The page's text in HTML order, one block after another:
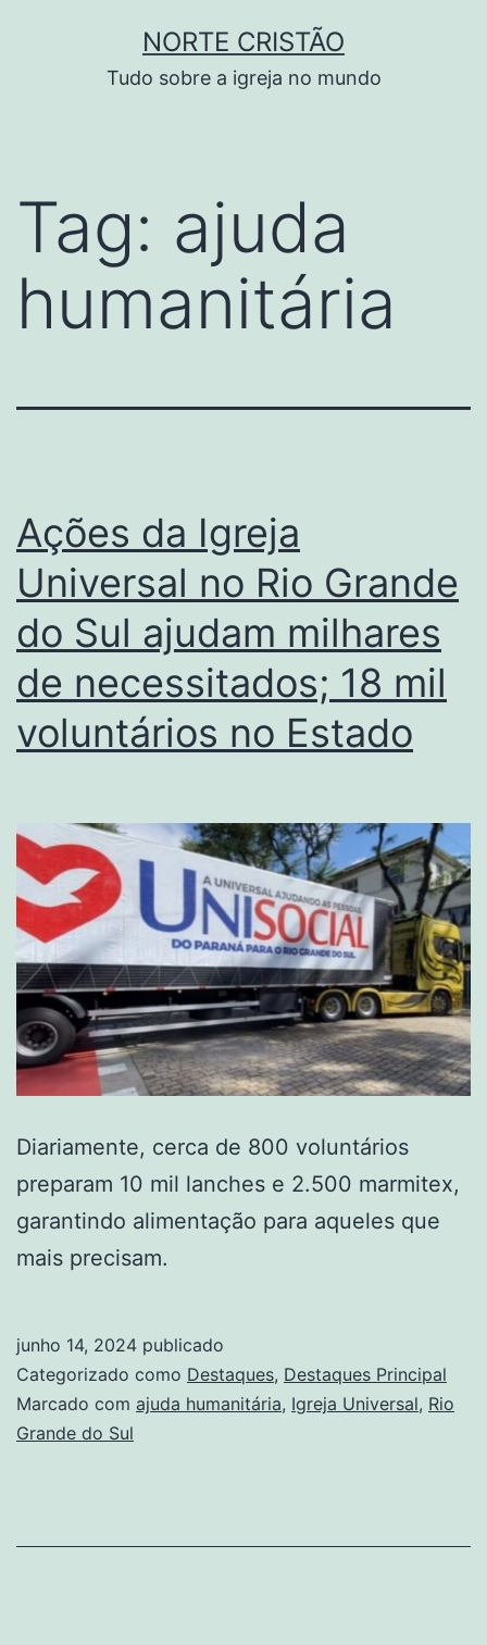
NORTE CRISTÃO
Tudo sobre a igreja no mundo
Tag: ajuda
humanitária
Ações da Igreja
Universal no Rio Grande
do Sul ajudam milhares
de necessitados; 18 mil
voluntários no Estado
Diariamente, cerca de 800 voluntários
preparam 10 mil lanches e 2.500 marmitex,
garantindo alimentação para aqueles que
mais precisam.
junho 14, 2024 publicado
Categorizado como Destaques, Destaques Principal
Marcado com ajuda humanitária, Igreja Universal, Rio
Grande do Sul